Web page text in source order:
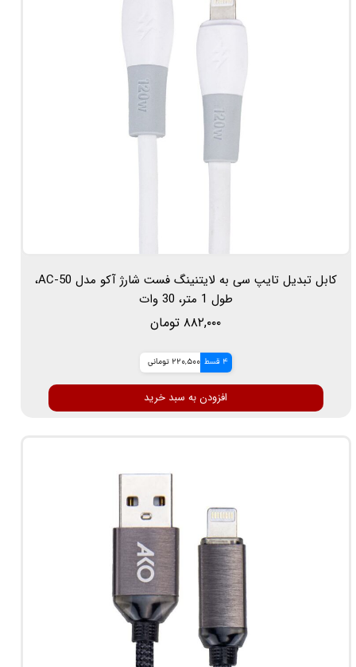
کابل تبدیل تایپ سی به لایتنینگ فست شارژ آکو مدل AC-50،
طول 1 متر، 30 وات
۸۸۲,۰۰۰ تومان
4 قسط 220,500 تومانی
افزودن به سبد خرید